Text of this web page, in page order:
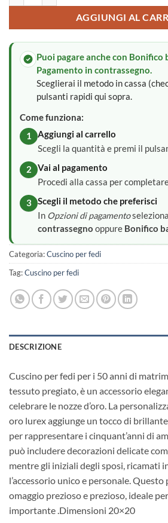
AGGIUNGI AL
Puoi pagare anche con Bonifico
Pagamento in contrassegno.
Sceglierai il metodo in cassa
pulsanti rapidi qui sopra.
Come funziona:
1
Aggiungi al carrello
Scegli la quantità e premi il
2
Vai al pagamento
Procedi alla cassa per
3
Scegli il metodo che preferisci
In Opzioni di pagamentoseleziona
contrassegno oppure Bonifico
Categoria:Cuscino per fedi
Tag:Cuscino per fedi
DESCRIZIONE
Cuscino per fedi per i 50 anni di
tessuto pregiato, è un accessorio
celebrare le nozze d’oro. La
oro lurex aggiunge un tocco di
per rappresentare i cinquant’anni di
può includere decorazioni delicate
mentre gli iniziali degli sposi, ricamati
l’accessorio unico e personale.
omaggio prezioso e prezioso, ideale
importante .Dimensioni 20×20